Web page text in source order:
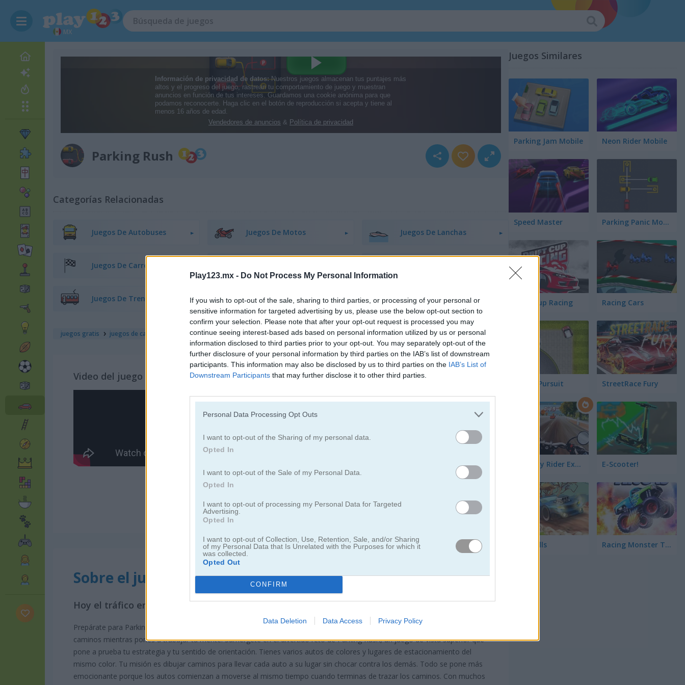
Play123.mx - Do Not Process My Personal Information
If you wish to opt-out of the sale, sharing to third parties, or processing of your personal or
sensitive information for targeted advertising by us, please use the below opt-out section to
confirm your selection. Please note that after your opt-out request is processed you may
continue seeing interest-based ads based on personal information utilized by us or personal
information disclosed to third parties prior to your opt-out. You may separately opt-out of the
further disclosure of your personal information by third parties on the IAB’s list of downstream
participants. This information may also be disclosed by us to third parties on the IAB’s List of
Downstream Participants that may further disclose it to other third parties.
Personal Data Processing Opt Outs
I want to opt-out of the Sharing of my personal data.
Opted In
I want to opt-out of the Sale of my Personal Data.
Opted In
I want to opt-out of processing my Personal Data for Targeted
Advertising.
Opted In
I want to opt-out of Collection, Use, Retention, Sale, and/or Sharing
of my Personal Data that Is Unrelated with the Purposes for which it
was collected.
Opted Out
CONFIRM
Data Deletion Data Access Privacy Policy
MX
Parking Rush
Categorías Relacionadas
Juegos De Autobuses Juegos De Motos Juegos De Lanchas
Juegos De Carros
Juegos De Trenes
juegos gratis juegos de carreras parking rush
Video del juego Cómo jugar Parking Rush
Sobre el juego Parking Rush
Hoy el tráfico en hora pico es especialmente pesado
Prepárate para Parking Rush, el juego de rompecabezas para estacionar autos donde debes hacer coincidir colores y dibujar
caminos mientras pones a trabajar tu mente. Sumérgete en el divertido reto de Parking Rush, un juego de vista superior que
pone a prueba tu estrategia y tu sentido de orientación. Tienes varios autos de colores y lugares de estacionamiento del
mismo color. Tu misión es dibujar caminos para llevar cada auto a su lugar sin chocar contra los demás. Todo se pone más
emocionante porque los autos comienzan a moverse al mismo tiempo cuando terminas de trazar los caminos. Con muchos
Juegos Similares
Parking Jam Mobile Neon Rider Mobile
Speed Master Parking Panic Mobile
Drift Cup Racing Racing Cars
Street Pursuit StreetRace Fury
Highway Rider Extreme E-Scooter!
High Hills Racing Monster Trucks